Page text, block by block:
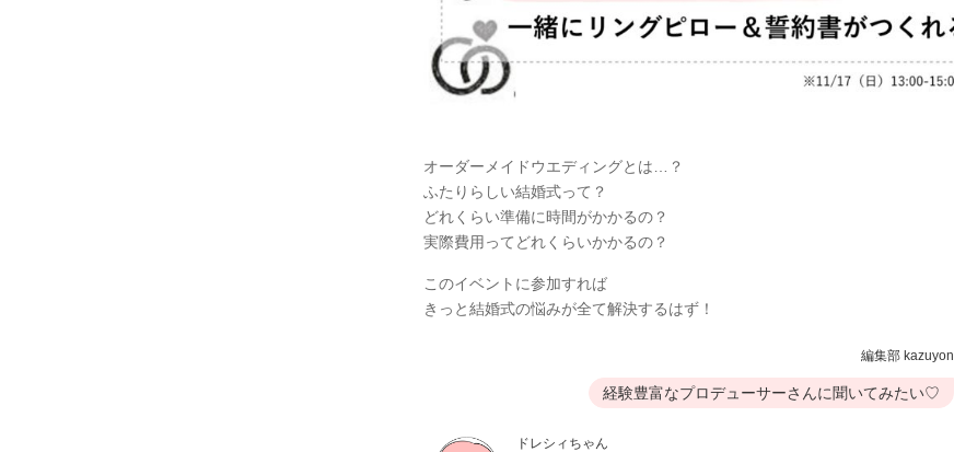
オーダーメイドウエディングとは…？
ふたりらしい結婚式って？
どれくらい準備に時間がかかるの？
実際費用ってどれくらいかかるの？
このイベントに参加すれば
きっと結婚式の悩みが全て解決するはず！
編集部 kazuyon
経験豊富なプロデューサーさんに聞いてみたい♡
ドレシィちゃん